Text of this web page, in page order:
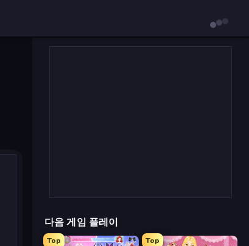
다음 게임 플레이
Top Top